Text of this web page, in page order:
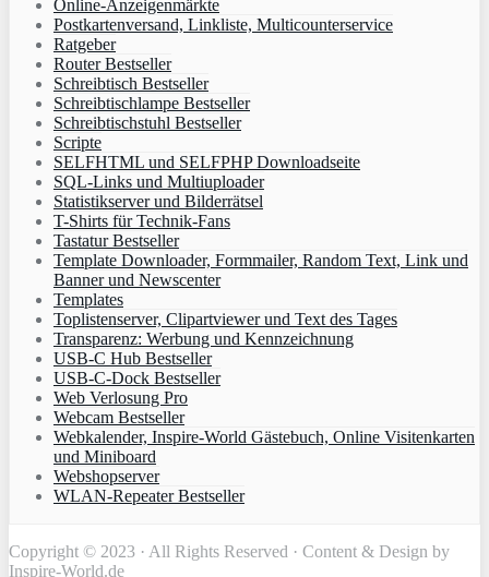
Online-Anzeigenmärkte
Postkartenversand, Linkliste, Multicounterservice
Ratgeber
Router Bestseller
Schreibtisch Bestseller
Schreibtischlampe Bestseller
Schreibtischstuhl Bestseller
Scripte
SELFHTML und SELFPHP Downloadseite
SQL-Links und Multiuploader
Statistikserver und Bilderrätsel
T-Shirts für Technik-Fans
Tastatur Bestseller
Template Downloader, Formmailer, Random Text, Link und
Banner und Newscenter
Templates
Toplistenserver, Clipartviewer und Text des Tages
Transparenz: Werbung und Kennzeichnung
USB-C Hub Bestseller
USB-C-Dock Bestseller
Web Verlosung Pro
Webcam Bestseller
Webkalender, Inspire-World Gästebuch, Online Visitenkarten
und Miniboard
Webshopserver
WLAN-Repeater Bestseller
Copyright © 2023 · All Rights Reserved · Content & Design by
Inspire-World.de